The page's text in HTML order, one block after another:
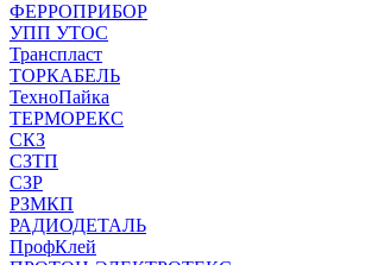
ФЕРРОПРИБОР
УПП УТОС
Транспласт
ТОРКАБЕЛЬ
ТехноПайка
ТЕРМОРЕКС
СКЗ
СЗТП
СЗР
РЗМКП
РАДИОДЕТАЛЬ
ПрофКлей